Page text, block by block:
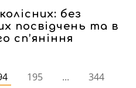
без
посвідчень та в
сп’яніння
195 ... 344